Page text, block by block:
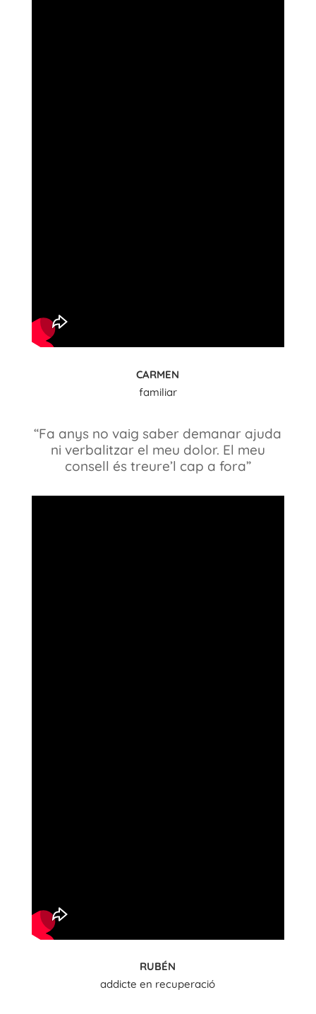
CARMEN
familiar
“Fa anys no vaig saber demanar ajuda
ni verbalitzar el meu dolor. El meu
consell és treure’l cap a fora”
RUBÉN
addicte en recuperació